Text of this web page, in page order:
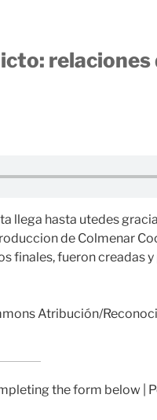
relaciones
llega hasta utedes
de Colmenar
finales, fueron creadas
Atribución/
the form below |